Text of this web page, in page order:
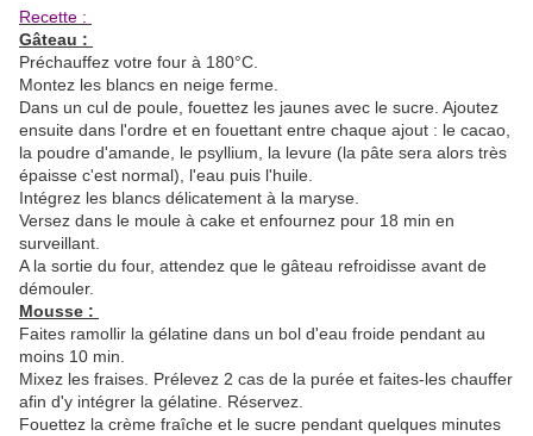
Recette :
Gâteau :
Préchauffez votre four à 180°C.
Montez les blancs en neige ferme.
Dans un cul de poule, fouettez les jaunes avec le sucre. Ajoutez
ensuite dans l'ordre et en fouettant entre chaque ajout : le cacao,
la poudre d'amande, le psyllium, la levure (la pâte sera alors très
épaisse c'est normal), l'eau puis l'huile.
Intégrez les blancs délicatement à la maryse.
Versez dans le moule à cake et enfournez pour 18 min en
surveillant.
A la sortie du four, attendez que le gâteau refroidisse avant de
démouler.
Mousse :
Faites ramollir la gélatine dans un bol d'eau froide pendant au
moins 10 min.
Mixez les fraises. Prélevez 2 cas de la purée et faites-les chauffer
afin d'y intégrer la gélatine. Réservez.
Fouettez la crème fraîche et le sucre pendant quelques minutes